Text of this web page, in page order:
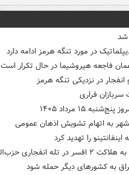
در مورد تنگه هرمز ادامه دارد
فاجعه هیروشیما در حال تکرار است
در نزدیکی تنگه هرمز
فراری
۱۵ مرداد ۱۴۰۵
را تهدید کرد
انفجاری حزب‌الله
به کشورهای دیگر حمله شود